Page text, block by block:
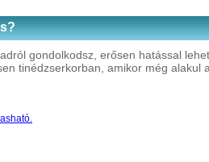
gondolkodsz, erősen hatással
tinédzserkorban, amikor még alakul